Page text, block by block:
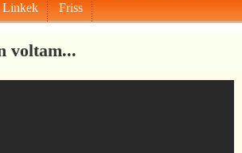
Linkek Friss
voltam...